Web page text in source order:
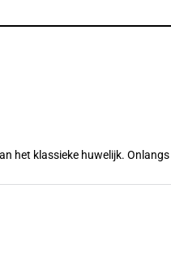
het klassieke huwelijk.